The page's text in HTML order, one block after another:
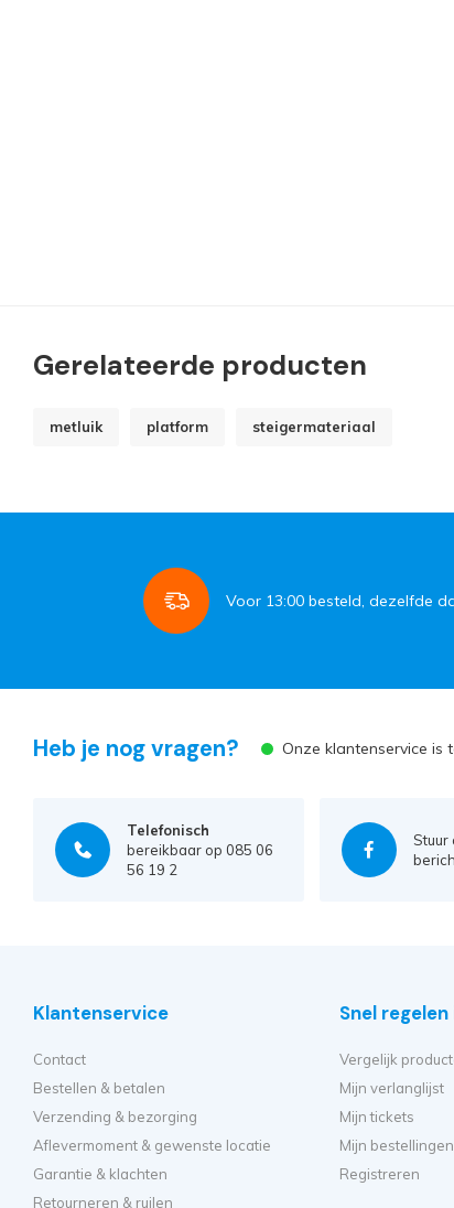
Gerelateerde producten
metluik platform steigermateriaal
Voor 13:00 besteld, dezelfde
Heb je nog vragen? Onze klantenservice is
Telefonisch
bereikbaar op 085 06
56 19 2
Stuur
Klantenservice
Contact
Bestellen & betalen
Verzending & bezorging
Aflevermoment & gewenste locatie
Garantie & klachten
Retourneren & ruilen
Snel
Vergelijk
Mijn verlanglijst
Mijn tickets
Mijn bestellingen
Registreren